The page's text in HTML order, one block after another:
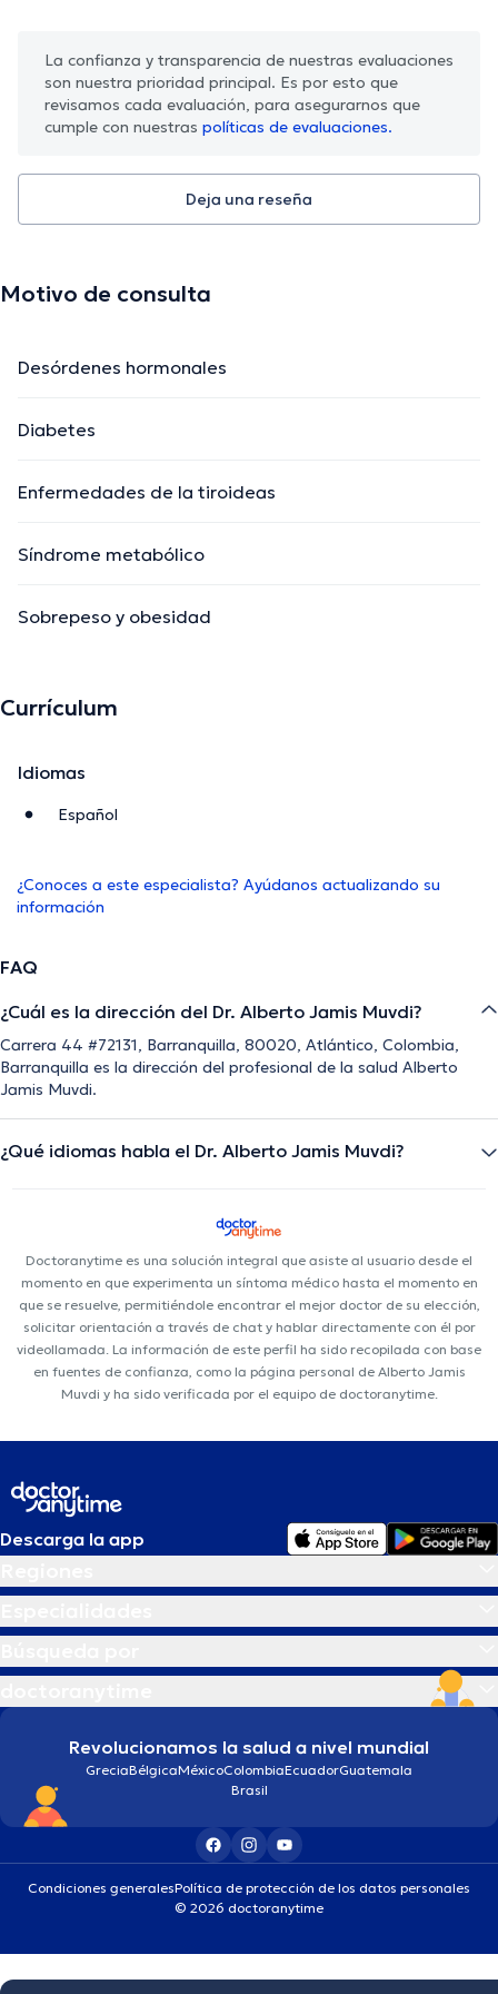
La confianza y transparencia de nuestras evaluaciones
son nuestra prioridad principal. Es por esto que
revisamos cada evaluación, para asegurarnos que
cumple con nuestras políticas de evaluaciones.
Deja una reseña
Motivo de consulta
Desórdenes hormonales
Diabetes
Enfermedades de la tiroideas
Síndrome metabólico
Sobrepeso y obesidad
Currículum
Idiomas
Español
¿Conoces a este especialista? Ayúdanos actualizando su
información
FAQ
¿Cuál es la dirección del Dr. Alberto Jamis Muvdi?
Carrera 44 #72131, Barranquilla, 80020, Atlántico, Colombia,
Barranquilla es la dirección del profesional de la salud Alberto
Jamis Muvdi.
¿Qué idiomas habla el Dr. Alberto Jamis Muvdi?
Doctoranytime es una solución integral que asiste al usuario desde el
momento en que experimenta un síntoma médico hasta el momento en
que se resuelve, permitiéndole encontrar el mejor doctor de su elección,
solicitar orientación a través de chat y hablar directamente con él por
videollamada. La información de este perfil ha sido recopilada con base
en fuentes de confianza, como la página personal de Alberto Jamis
Muvdi y ha sido verificada por el equipo de doctoranytime.
Descarga la app
Revolucionamos la salud a nivel mundial
GreciaBélgicaMéxicoColombiaEcuadorGuatemala
Brasil
Condiciones generalesPolítica de protección de los datos personales
© 2026 doctoranytime